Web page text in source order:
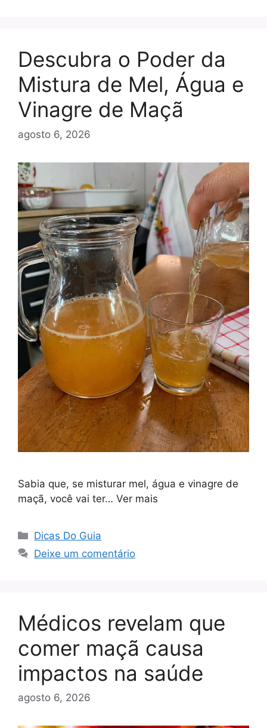
Descubra o Poder da
Mistura de Mel, Água e
Vinagre de Maçã
agosto 6, 2026
Sabia que, se misturar mel, água e vinagre de
maçã, você vai ter… Ver mais
Categorias
Dicas Do Guia
Deixe um comentário
Médicos revelam que
comer maçã causa
impactos na saúde
agosto 6, 2026